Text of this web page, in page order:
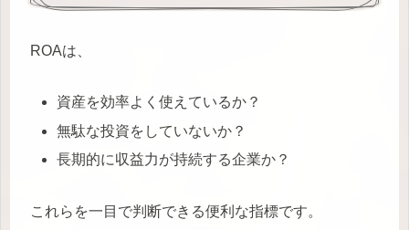
ROAは、
資産を効率よく使えているか？
無駄な投資をしていないか？
長期的に収益力が持続する企業か？
これらを一目で判断できる便利な指標です。